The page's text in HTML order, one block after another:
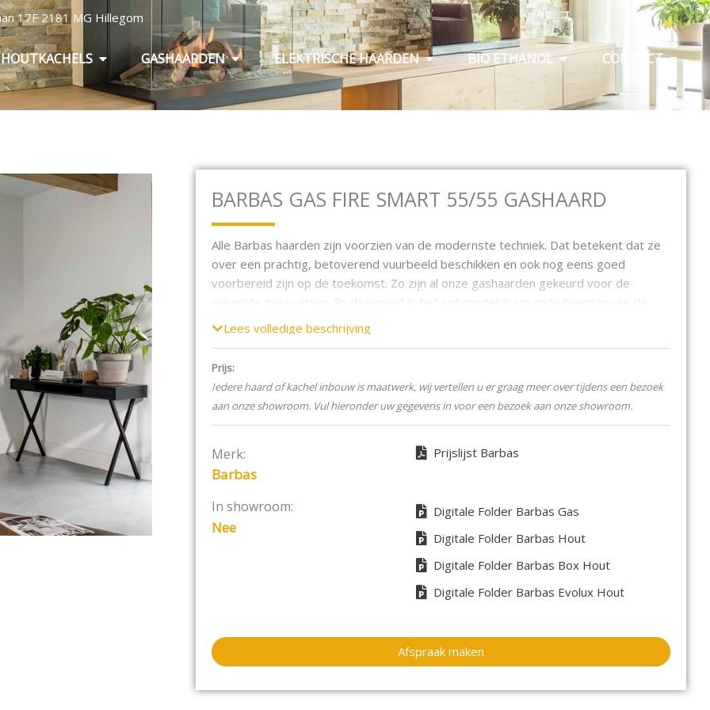
17F 2181 MG Hillegom
HOUTKACHELS Open Houtkachels
GASHAARDENOpen Gashaarden
ELEKTRISCHE HAARDENOpen Elektrische haarden
BIO ETHANOLOpen Bio ethanol
CONTACTOpen
BARBAS GAS FIRE SMART 55/55 GASHAARD
Alle Barbas haarden zijn voorzien van de modernste techniek. Dat betekent dat ze
over een prachtig, betoverend vuurbeeld beschikken en ook nog eens goed
voorbereid zijn op de toekomst. Zo zijn al onze gashaarden gekeurd voor de
nieuwste gassoorten. En daarnaast is het ook mogelijk om onze haarden van de
ene naar de andere gassoort om te bouwen. Bijvoorbeeld van aardgas naar
propaan. Daarom zijn onze haarden dus niet alleen voorzien van het mooiste
Kenmerken Barbas Gas Fire Smart serie
Gesloten systeem, dus een hoger rendement.
Premium Fire.
De sfeerverlichting geeft extra vuurbeleving.
De minimale diepte van 35 cm, biedt extra inbouwvrijheid.
Eenvoudig in onderhoud, alle techniek is van voren te bereiken.
Extra stookcomfort met de optionele convectieventilator (Let op: 5,5 cm
Gebruiksgemak ten top, bediening middels handzender of optionele App.
brander:
Lees volledige beschrijving
Prijs:
Iedere haard of kachel inbouw is maatwerk, wij vertellen u er graag meer over tijdens een bezoek
aan onze showroom. Vul hieronder uw gegevens in voor een bezoek aan onze showroom.
Merk:
Barbas
In showroom:
Nee
Prijslijst Barbas
Digitale Folder Barbas Gas
Digitale Folder Barbas Hout
Digitale Folder Barbas Box Hout
Digitale Folder Barbas Evolux Hout
Afspraak maken